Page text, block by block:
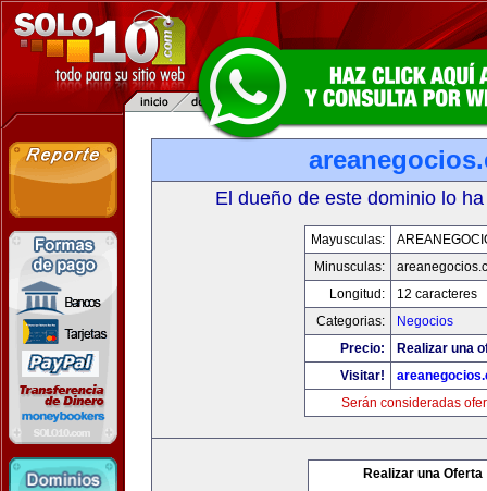
El dueño de este dominio lo
Mayusculas:
Minusculas:
Longitud:
12 caracteres
Categorias:
Negocios
Precio:
Realizar una
Visitar!
Serán consideradas
Realizar una Oferta